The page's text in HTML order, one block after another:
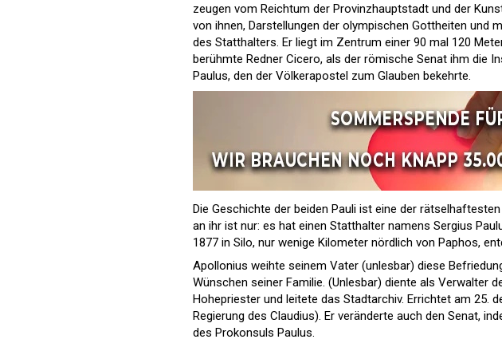
zeugen vom Reichtum der Provinzhauptstadt und der
von ihnen, Darstellungen der olympischen Gottheiten und
des Statthalters. Er liegt im Zentrum einer 90 mal 120
berühmte Redner Cicero, als der römische Senat ihm die
Paulus, den der Völkerapostel zum Glauben bekehrte.
Die Geschichte der beiden Pauli ist eine der
an ihr ist nur: es hat einen Statthalter namens Sergius
1877 in Silo, nur wenige Kilometer nördlich von Paphos,
Apollonius weihte seinem Vater (unlesbar) diese
Wünschen seiner Familie. (Unlesbar) diente als Verwalter
Hohepriester und leitete das Stadtarchiv. Errichtet am 25.
Regierung des Claudius). Er veränderte auch den Senat,
des Prokonsuls Paulus.